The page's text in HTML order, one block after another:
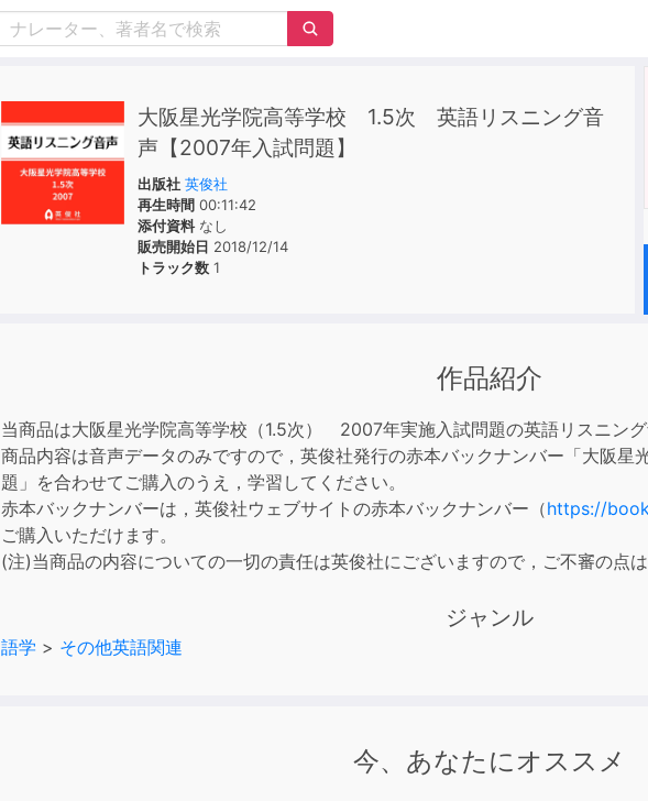
大阪星光学院高等学校 1.5次 英語リスニング音
声【2007年入試問題】
出版社 英俊社
再生時間00:11:42
添付資料なし
販売開始日 2018/12/14
トラック数1
作品紹介
当商品は大阪星光学院高等学校（1.5次） 2007年実施入試問題の英語リスニング
商品内容は音声データのみですので，英俊社発行の赤本バックナンバー「大阪
題」を合わせてご購入のうえ，学習してください。
赤本バックナンバーは，英俊社ウェブサイトの赤本バックナンバー（https://
ご購入いただけます。
(注)当商品の内容についての一切の責任は英俊社にございますので，ご不審の点は
ジャンル
語学 > その他英語関連
今、あなたにオススメ